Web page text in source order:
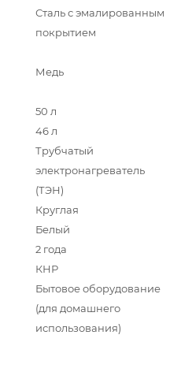
Сталь с эмалированным
покрытием
Медь
50 л
46 л
Трубчатый
электронагреватель
(ТЭН)
Круглая
Белый
2 года
КНР
Бытовое оборудование
(для домашнего
использования)